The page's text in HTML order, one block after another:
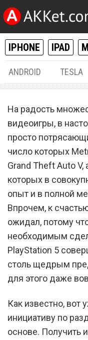
IPHONE IPAD
ANDROID TESLA
Sony
На радость
видеоигры, в
просто
число которых
Grand Theft Auto
которых в
опыт и в полной
Впрочем, к
ожидал, потому
необходимым
PlayStation 5
столь щедрым
для этого даже
Как известно, вот
инициативу по
основе. Получить